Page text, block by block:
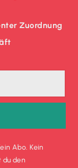
Zuordnung
Abo. Kein
du den